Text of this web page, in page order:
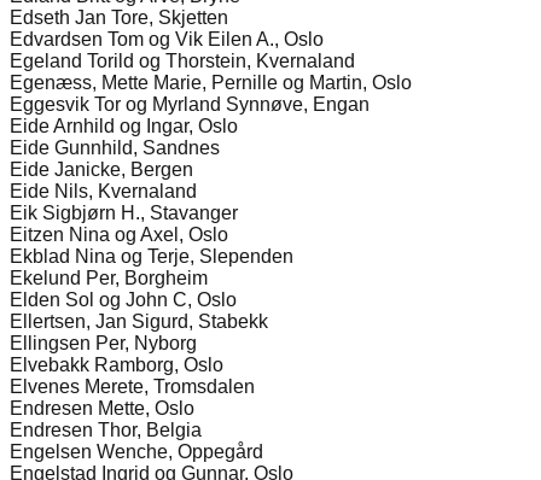
Edseth Jan Tore, Skjetten
Edvardsen Tom og Vik Eilen A., Oslo
Egeland Torild og Thorstein, Kvernaland
Egenæss, Mette Marie, Pernille og Martin, Oslo
Eggesvik Tor og Myrland Synnøve, Engan
Eide Arnhild og Ingar, Oslo
Eide Gunnhild, Sandnes
Eide Janicke, Bergen
Eide Nils, Kvernaland
Eik Sigbjørn H., Stavanger
Eitzen Nina og Axel, Oslo
Ekblad Nina og Terje, Slependen
Ekelund Per, Borgheim
Elden Sol og John C, Oslo
Ellertsen, Jan Sigurd, Stabekk
Ellingsen Per, Nyborg
Elvebakk Ramborg, Oslo
Elvenes Merete, Tromsdalen
Endresen Mette, Oslo
Endresen Thor, Belgia
Engelsen Wenche, Oppegård
Engelstad Ingrid og Gunnar, Oslo